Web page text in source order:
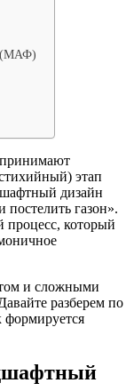
(МАФ)
этап
дизайн
газон».
который
и сложными
разберем по
формируется